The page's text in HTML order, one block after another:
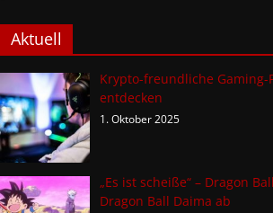
Aktuell
Krypto-freundliche Gaming-
entdecken
1. Oktober 2025
„Es ist scheiße“ – Dragon
Dragon Ball Daima ab